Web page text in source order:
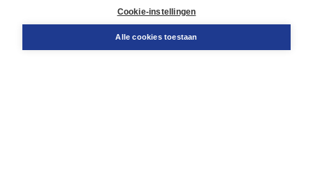
Cookie-instellingen
Alle cookies toestaan